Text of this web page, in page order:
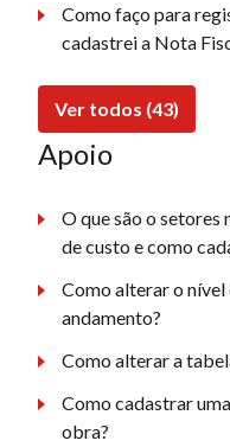
Como faço para
cadastrei a Nota
Ver todos (43)
Apoio
O que são o
de custo e como
Como alterar o
andamento?
Como alterar a
Como cadastrar
obra?